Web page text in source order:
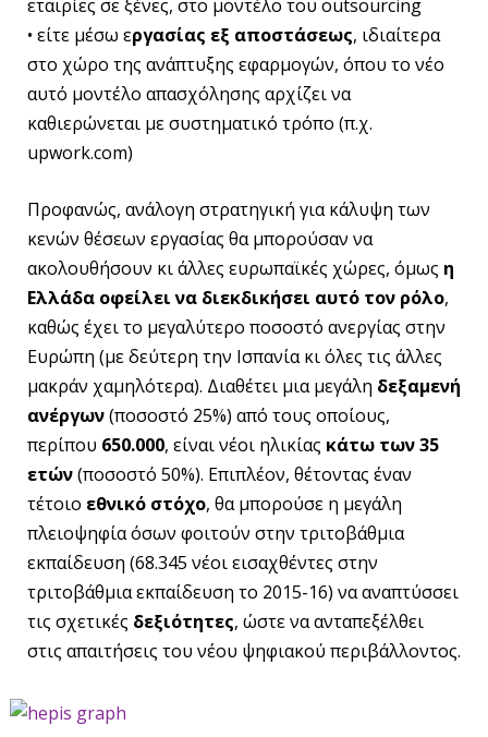
εταιρίες σε ξένες, στο μοντέλο του outsourcing
• είτε μέσω εργασίας εξ αποστάσεως, ιδιαίτερα
στο χώρο της ανάπτυξης εφαρμογών, όπου το νέο
αυτό μοντέλο απασχόλησης αρχίζει να
καθιερώνεται με συστηματικό τρόπο (π.χ.
upwork.com)
Προφανώς, ανάλογη στρατηγική για κάλυψη των
κενών θέσεων εργασίας θα μπορούσαν να
ακολουθήσουν κι άλλες ευρωπαϊκές χώρες, όμως η
Ελλάδα οφείλει να διεκδικήσει αυτό τον ρόλο,
καθώς έχει το μεγαλύτερο ποσοστό ανεργίας στην
Ευρώπη (με δεύτερη την Ισπανία κι όλες τις άλλες
μακράν χαμηλότερα). Διαθέτει μια μεγάλη δεξαμενή
ανέργων(ποσοστό 25%) από τους οποίους,
περίπου 650.000, είναι νέοι ηλικίας κάτω των 35
ετών(ποσοστό 50%). Επιπλέον, θέτοντας έναν
τέτοιο εθνικό στόχο, θα μπορούσε η μεγάλη
πλειοψηφία όσων φοιτούν στην τριτοβάθμια
εκπαίδευση (68.345 νέοι εισαχθέντες στην
τριτοβάθμια εκπαίδευση το 2015-16) να αναπτύσσει
τις σχετικές δεξιότητες, ώστε να ανταπεξέλθει
στις απαιτήσεις του νέου ψηφιακού περιβάλλοντος.